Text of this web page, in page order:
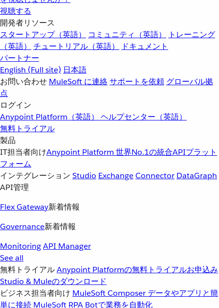
視聴する
開発者リソース
スタートアップ（英語）
コミュニティ（英語）
トレーニング
（英語）
チュートリアル（英語）
ドキュメント
パートナー
English (Full site) 日本語
お問い合わせ MuleSoft に連絡サポートを依頼 グローバル拠
点
ログイン
Anypoint Platform（英語） ヘルプセンター（英語）
無料トライアル
製品
IT担当者向けAnypoint Platform 世界No.1の統合APIプラット
フォーム
インテグレーション Studio ExchangeConnector DataGraph
API管理
Flex Gateway新着情報
Governance新着情報
MonitoringAPI Manager
See all
無料トライアルAnypoint Platformの無料トライアルお申込み
Studio & Muleのダウンロード
ビジネス担当者向け MuleSoft Composer データやアプリと簡
単に接続 MuleSoft RPA Botで業務を自動化